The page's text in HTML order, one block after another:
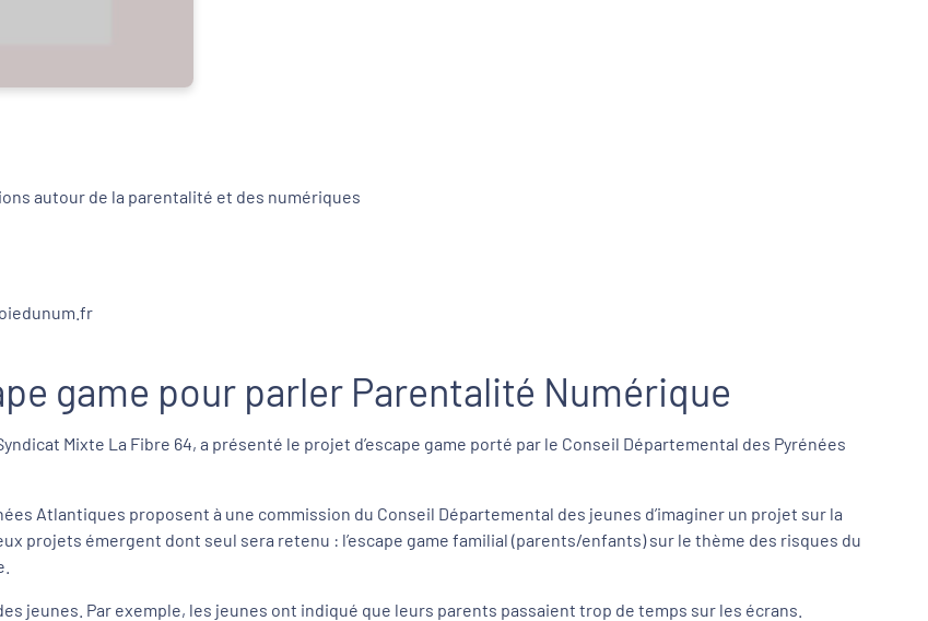
autour de la parentalité et des numériques
game pour parler Parentalité Numérique
Mixte La Fibre 64, a présenté le projet d’escape game porté par le Conseil Départemental des Pyrénées
Atlantiques proposent à une commission du Conseil Départemental des jeunes d’imaginer un projet sur la
projets émergent dont seul sera retenu : l’escape game familial (parents/enfants) sur le thème des risques du
jeunes. Par exemple, les jeunes ont indiqué que leurs parents passaient trop de temps sur les écrans.